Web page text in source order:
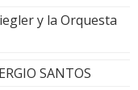
y la Orquesta
SANTOS